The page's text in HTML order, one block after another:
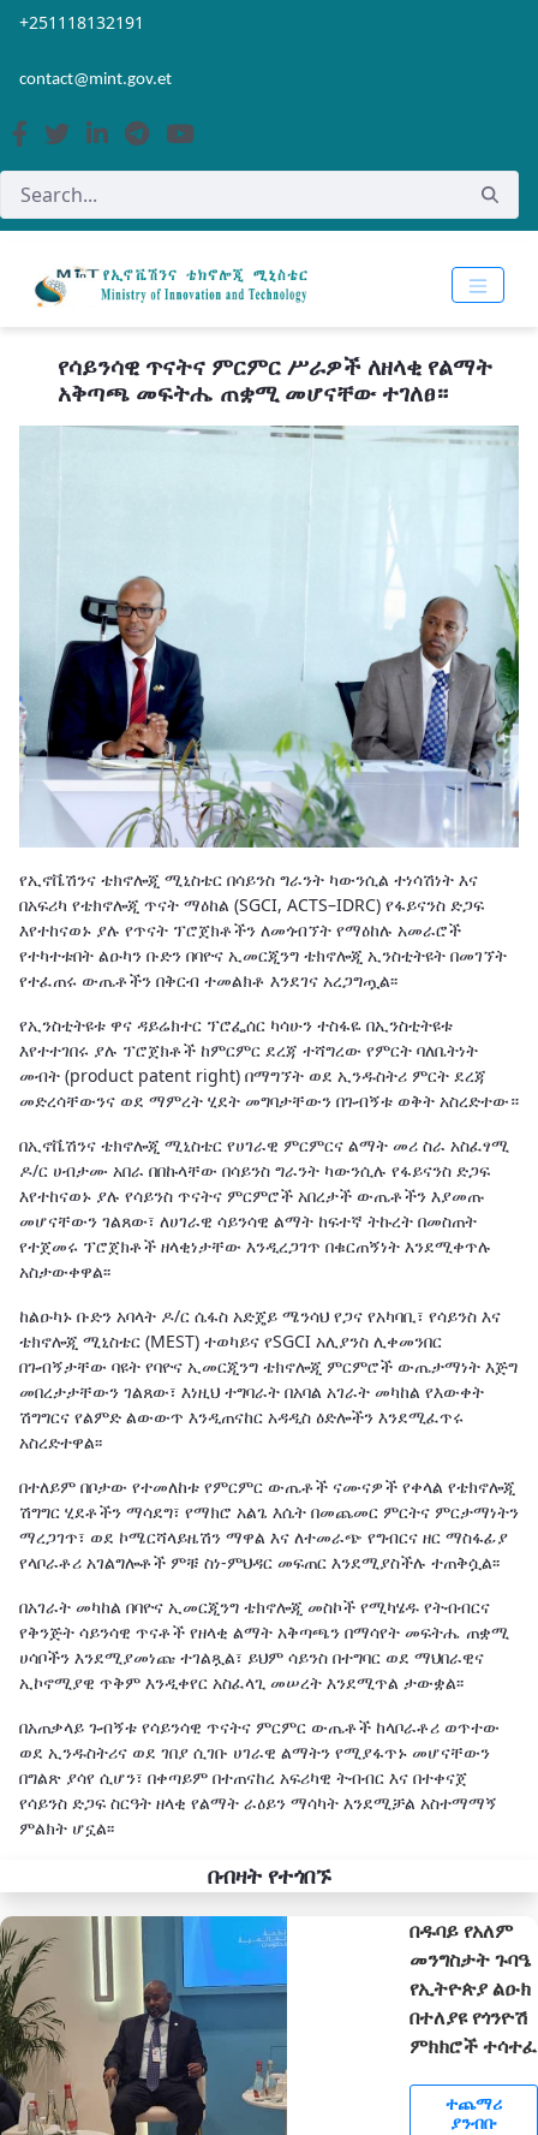
Skip to Main Content
Open Accessibility Menu
+251118132191
contact@mint.gov.et
የሳይንሳዊ ጥናትና ምርምር ሥራዎች ለዘላቂ የልማት
አቅጣጫ መፍትሔ ጠቋሚ መሆናቸው ተገለፀ።
የኢኖቬሽንና ቴክኖሎጂ ሚኒስቴር በሳይንስ ግራንት ካውንሲል ተነሳሽነት እና
በአፍሪካ የቴክኖሎጂ ጥናት ማዕከል (SGCI, ACTS–IDRC) የፋይናንስ ድጋፍ
እየተከናወኑ ያሉ የጥናት ፕሮጀክቶችን ለመጎብኘት የማዕከሉ አመራሮች
የተካተቱበት ልዑካን ቡድን በባዮና ኢመርጂንግ ቴክኖሎጂ ኢንስቲትዩት በመገኘት
የተፈጠሩ ውጤቶችን በቅርብ ተመልክቶ እንደገና አረጋግጧል፡፡
የኢንስቲትዩቱ ዋና ዳይሬክተር ፕሮፌሰር ካሳሁን ተስፋዬ በኢንስቲትዩቱ
እየተተገበሩ ያሉ ፕሮጀክቶች ከምርምር ደረጃ ተሻግረው የምርት ባለቤትነት
መብት (product patent right) በማግኘት ወደ ኢንዱስትሪ ምርት ደረጃ
መድረሳቸውንና ወደ ማምረት ሂደት መግባታቸውን በጉብኝቱ ወቅት አስረድተው።
በኢኖቬሽንና ቴክኖሎጂ ሚኒስቴር የሀገራዊ ምርምርና ልማት መሪ ስራ አስፈፃሚ
ዶ/ር ሀብታሙ አበራ በበኩላቸው በሳይንስ ግራንት ካውንሲሉ የፋይናንስ ድጋፍ
እየተከናወኑ ያሉ የሳይንስ ጥናትና ምርምሮች አበረታች ውጤቶችን እያመጡ
መሆናቸውን ገልጸው፣ ለሀገራዊ ሳይንሳዊ ልማት ከፍተኛ ትኩረት በመስጠት
የተጀመሩ ፕሮጀክቶች ዘላቂነታቸው እንዲረጋገጥ በቁርጠኝነት እንደሚቀጥሉ
አስታውቀዋል፡፡
ከልዑካኑ ቡድን አባላት ዶ/ር ሴፋስ አድጄይ ሜንሳህ የጋና የአካባቢ፣ የሳይንስ እና
ቴክኖሎጂ ሚኒስቴር (MEST) ተወካይና የSGCI አሊያንስ ሊቀመንበር
በጉብኝታቸው ባዩት የባዮና ኢመርጂንግ ቴክኖሎጂ ምርምሮች ውጤታማነት እጅግ
መበረታታቸውን ገልጸው፣ እነዚህ ተግባራት በአባል አገራት መካከል የእውቀት
ሽግግርና የልምድ ልውውጥ እንዲጠናከር አዳዲስ ዕድሎችን እንደሚፈጥሩ
አስረድተዋል፡፡
በተለይም በቦታው የተመለከቱ የምርምር ውጤቶች ናሙናዎች የቀላል የቴክኖሎጂ
ሽግግር ሂደቶችን ማሳደግ፣ የማክሮ አልጌ እሴት በመጨመር ምርትና ምርታማነትን
ማረጋገጥ፣ ወደ ኮሜርሻላይዜሽን ማዋል እና ለተመራጭ የግብርና ዘር ማስፋፊያ
የላቦራቶሪ አገልግሎቶች ምቹ ስነ-ምህዳር መፍጠር እንደሚያስችሉ ተጠቅሷል፡፡
በአገራት መካከል በባዮና ኢመርጂንግ ቴክኖሎጂ መስኮች የሚካሄዱ የትብብርና
የቅንጅት ሳይንሳዊ ጥናቶች የዘላቂ ልማት አቅጣጫን በማሳየት መፍትሔ ጠቋሚ
ሀሳቦችን እንደሚያመነጩ ተገልጿል፣ ይህም ሳይንስ በተግባር ወደ ማህበራዊና
ኢኮኖሚያዊ ጥቅም እንዲቀየር አስፈላጊ መሠረት እንደሚጥል ታውቋል፡፡
በአጠቃላይ ጉብኝቱ የሳይንሳዊ ጥናትና ምርምር ውጤቶች ከላቦራቶሪ ወጥተው
ወደ ኢንዱስትሪና ወደ ገበያ ሲገቡ ሀገራዊ ልማትን የሚያፋጥኑ መሆናቸውን
በግልጽ ያሳየ ሲሆን፣ በቀጣይም በተጠናከረ አፍሪካዊ ትብብር እና በተቀናጀ
የሳይንስ ድጋፍ ስርዓት ዘላቂ የልማት ራዕይን ማሳካት እንደሚቻል አስተማማኝ
ምልክት ሆኗል፡፡
በብዛት የተጎበኙ
በዱባይ የአለም
መንግስታት ጉባዔ
የኢትዮጵያ ልዑክ
በተለያዩ የጎንዮሽ
ምክክሮች ተሳተፈ
ተጨማሪ
ያንብቡ